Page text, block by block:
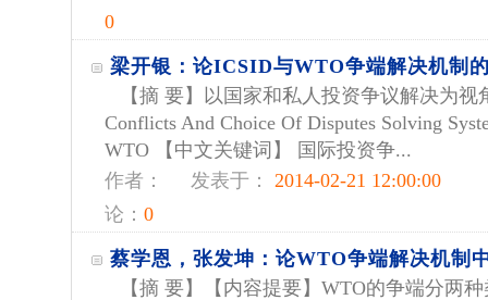
0
梁开银：论ICSID与WTO争端解决机制
【摘 要】以国家和私人投资争议解决为视
Conflicts And Choice Of Disputes Solving
WTO 【中文关键词】 国际投资争...
作者：
发表于： 2014-02-21 12:00:00
论： 0
蔡学恩，张发坤：论WTO争端解决机制
【摘 要】【内容提要】WTO的争端分两